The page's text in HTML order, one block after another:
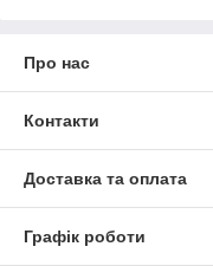
Про нас
Контакти
Доставка та оплата
Графік роботи